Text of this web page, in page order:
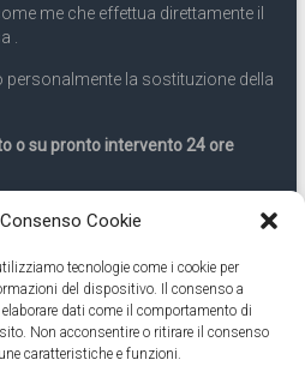
Cookie
tecnologie come i cookie per
del dispositivo. Il consenso a
dati come il comportamento di
Non acconsentire o ritirare il consenso
caratteristiche e funzioni.
me che effettua direttamente il
.
personalmente la sostituzione della
o su pronto intervento 24 ore
porte pronto intervento 24